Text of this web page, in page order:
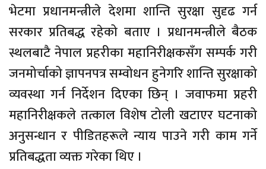
भेटमा प्रधानमन्त्रीले देशमा शान्ति सुरक्षा सुदृढ गर्न
सरकार प्रतिबद्ध रहेको बताए । प्रधानमन्त्रीले बैठक
स्थलबाटै नेपाल प्रहरीका महानिरीक्षकसँग सम्पर्क गरी
जनमोर्चाको ज्ञापनपत्र सम्वोधन हुनेगरि शान्ति सुरक्षाको
व्यवस्था गर्न निर्देशन दिएका छिन् । जवाफमा प्रहरी
महानिरीक्षकले तत्काल विशेष टोली खटाएर घटनाको
अनुसन्धान र पीडितहरूले न्याय पाउने गरी काम गर्ने
प्रतिबद्धता व्यक्त गरेका थिए ।